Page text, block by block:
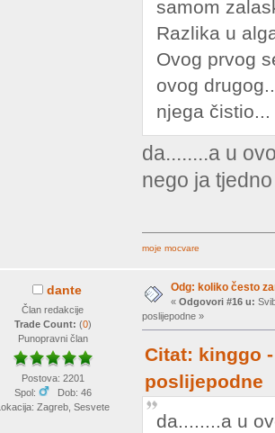
samom
Razlika u
Ovog prvog
ovog
njega
da........a u
nego ja
moje mocvare
dante
Član redakcije
Trade Count: (0)
Punopravni član
Postova: 2201
Spol:
Dob: 46
Lokacija: Zagreb, Sesvete
Odg: koliko često
« Odgovori #16 u:
poslijepodne »
Citat: kinggo
poslijepodne
da........a u